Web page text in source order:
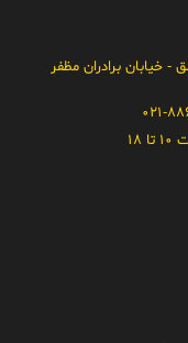
- خیابان برادران مظفر